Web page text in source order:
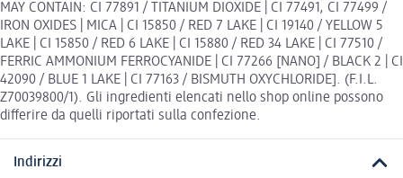
MAY CONTAIN: CI 77891 / TITANIUM DIOXIDE | CI 77491, CI 77499 /
IRON OXIDES | MICA | CI 15850 / RED 7 LAKE | CI 19140 / YELLOW 5
LAKE | CI 15850 / RED 6 LAKE | CI 15880 / RED 34 LAKE | CI 77510 /
FERRIC AMMONIUM FERROCYANIDE | CI 77266 [NANO] / BLACK 2 | CI
42090 / BLUE 1 LAKE | CI 77163 / BISMUTH OXYCHLORIDE]. (F.I.L.
Z70039800/1). Gli ingredienti elencati nello shop online possono
differire da quelli riportati sulla confezione.
Indirizzi